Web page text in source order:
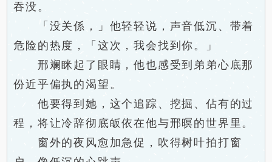
吞没。
「没关係，」他轻轻说，声音低沉、带着
危险的热度，「这次，我会找到你。」
邢斓眯起了眼睛，他也感受到弟弟心底那
份近乎偏执的渴望。
他要得到她，这个追踪、挖掘、佔有的过
程，将让冷辞彻底皈依在他与邢暝的世界里。
窗外的夜风愈加急促，吹得树叶拍打窗